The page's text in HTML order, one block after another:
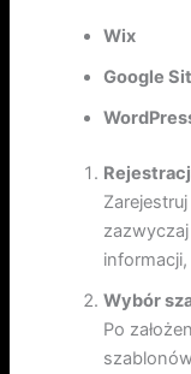
Wix
Google
Wybór
Po